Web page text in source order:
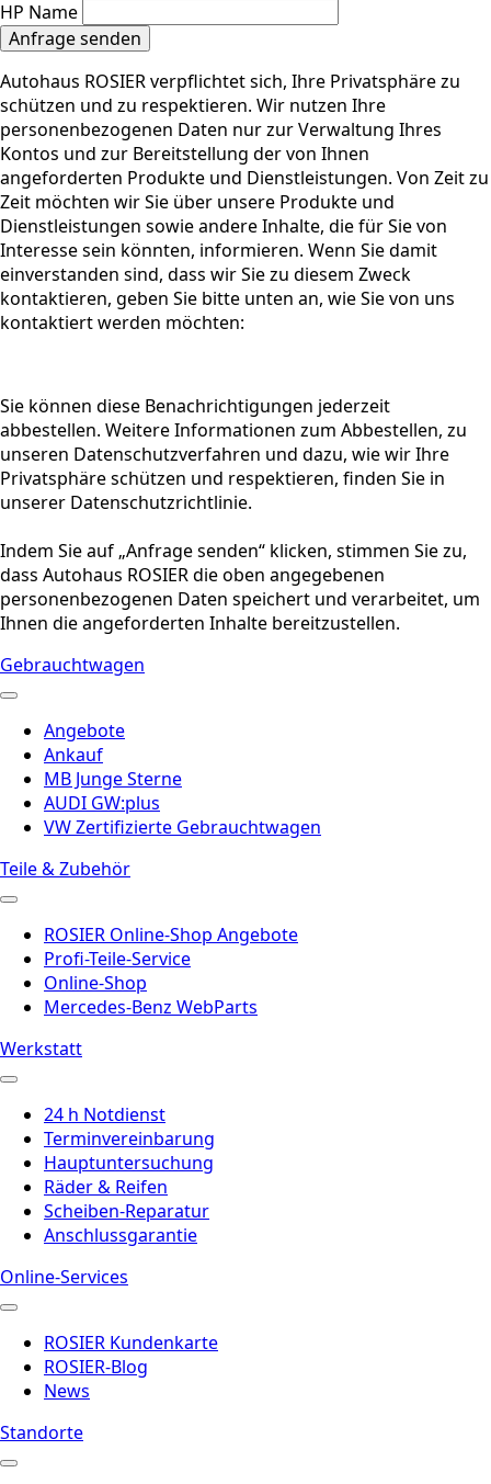
HP Name
Anfrage senden
Autohaus ROSIER verpflichtet sich, Ihre Privatsphäre zu
schützen und zu respektieren. Wir nutzen Ihre
personenbezogenen Daten nur zur Verwaltung Ihres
Kontos und zur Bereitstellung der von Ihnen
angeforderten Produkte und Dienstleistungen. Von Zeit zu
Zeit möchten wir Sie über unsere Produkte und
Dienstleistungen sowie andere Inhalte, die für Sie von
Interesse sein könnten, informieren. Wenn Sie damit
einverstanden sind, dass wir Sie zu diesem Zweck
kontaktieren, geben Sie bitte unten an, wie Sie von uns
kontaktiert werden möchten:
Sie können diese Benachrichtigungen jederzeit
abbestellen. Weitere Informationen zum Abbestellen, zu
unseren Datenschutzverfahren und dazu, wie wir Ihre
Privatsphäre schützen und respektieren, finden Sie in
unserer Datenschutzrichtlinie.
Indem Sie auf „Anfrage senden“ klicken, stimmen Sie zu,
dass Autohaus ROSIER die oben angegebenen
personenbezogenen Daten speichert und verarbeitet, um
Ihnen die angeforderten Inhalte bereitzustellen.
Gebrauchtwagen
Angebote
Ankauf
MB Junge Sterne
AUDI GW:plus
VW Zertifizierte Gebrauchtwagen
Teile & Zubehör
ROSIER Online-Shop Angebote
Profi-Teile-Service
Online-Shop
Mercedes-Benz WebParts
Werkstatt
24 h Notdienst
Terminvereinbarung
Hauptuntersuchung
Räder & Reifen
Scheiben-Reparatur
Anschlussgarantie
Online-Services
ROSIER Kundenkarte
ROSIER-Blog
News
Standorte